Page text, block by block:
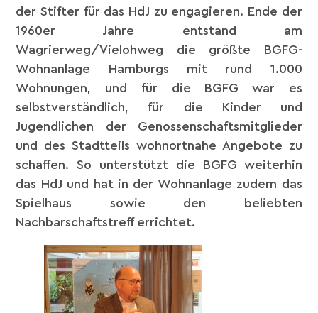
der Stifter für das HdJ zu engagieren. Ende der
1960er Jahre entstand am
Wagrierweg/Vielohweg die größte BGFG-
Wohnanlage Hamburgs mit rund 1.000
Wohnungen, und für die BGFG war es
selbstverständlich, für die Kinder und
Jugendlichen der Genossenschaftsmitglieder
und des Stadtteils wohnortnahe Angebote zu
schaffen. So unterstützt die BGFG weiterhin
das HdJ und hat in der Wohnanlage zudem das
Spielhaus sowie den beliebten
Nachbarschaftstreff errichtet.